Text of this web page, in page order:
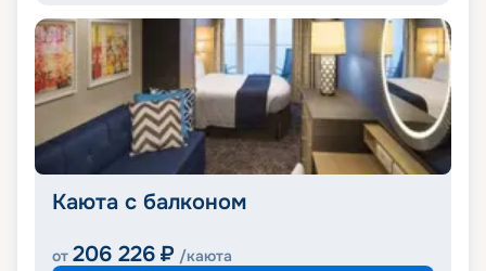
Каюта с балконом
от 206 226 ₽ /каюта